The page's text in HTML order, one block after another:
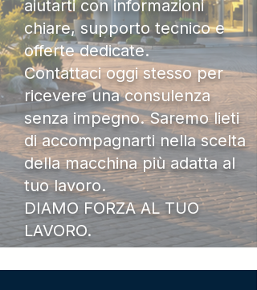
aiutarti con informazioni
chiare, supporto tecnico e
offerte dedicate.
Contattaci oggi stesso per
ricevere una consulenza
senza impegno. Saremo lieti
di accompagnarti nella scelta
della macchina più adatta al
tuo lavoro.
DIAMO FORZA AL TUO
LAVORO.